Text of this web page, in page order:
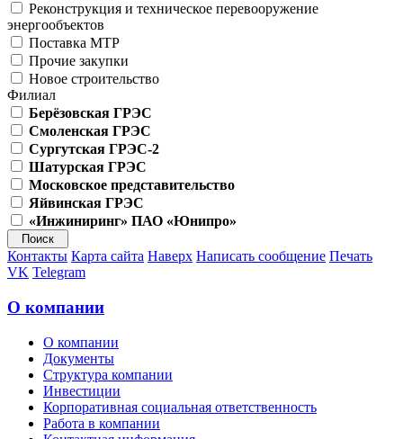
Реконструкция и техническое перевооружение
энергообъектов
Поставка МТР
Прочие закупки
Новое строительство
Филиал
Берёзовская ГРЭС
Смоленская ГРЭС
Сургутская ГРЭС-2
Шатурская ГРЭС
Московское представительство
Яйвинская ГРЭС
«Инжиниринг» ПАО «Юнипро»
Контакты Карта сайта Наверх Написать сообщение Печать
VK Telegram
О компании
О компании
Документы
Структура компании
Инвестиции
Корпоративная социальная ответственность
Работа в компании